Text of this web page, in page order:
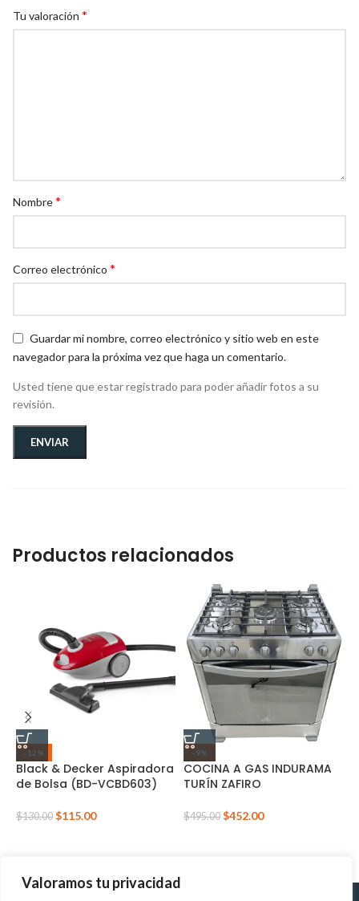
Valoramos tu privacidad
Tu valoración *
Nombre*
Correo electrónico *
Guardar mi nombre, correo electrónico y sitio web en este
navegador para la próxima vez que haga un comentario.
Usted tiene que estar registrado para poder añadir fotos a su
revisión.
Productos relacionados
-12%
Black & Decker Aspiradora
de Bolsa (BD-VCBD603)
$130.00 $115.00
-9%
COCINA A GAS INDURAMA
TURÍN ZAFIRO
$495.00 $452.00